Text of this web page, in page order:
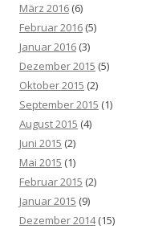
März 2016 (6)
Februar 2016 (5)
Januar 2016 (3)
Dezember 2015 (5)
Oktober 2015 (2)
September 2015 (1)
August 2015 (4)
Juni 2015 (2)
Mai 2015 (1)
Februar 2015 (2)
Januar 2015 (9)
Dezember 2014(15)